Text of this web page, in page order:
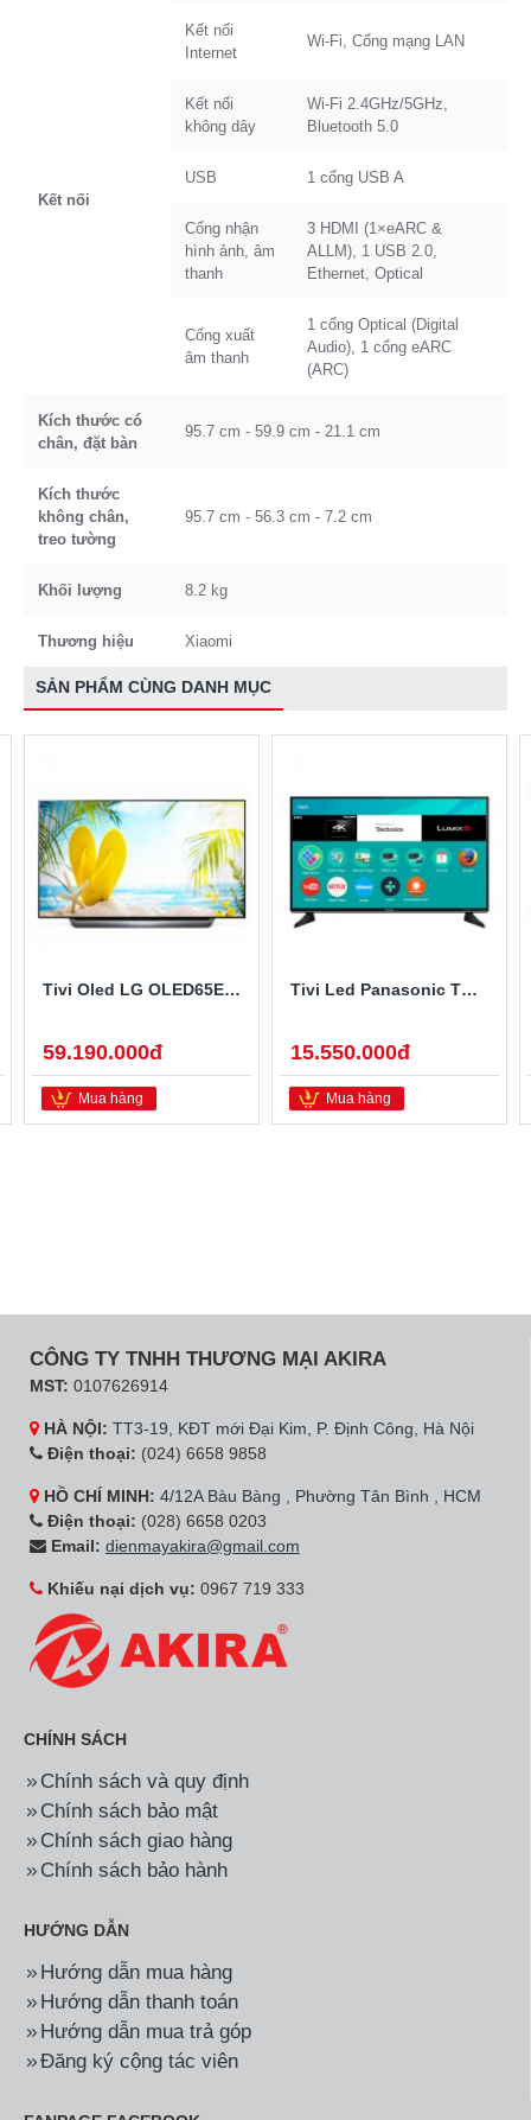
Kết nối
Kết nối
Internet
Wi-Fi, Cổng mạng LAN
Kết nối
không dây
Wi-Fi 2.4GHz/5GHz,
Bluetooth 5.0
USB 1 cổng USB A
Cổng nhận
hình ảnh, âm
thanh
3 HDMI (1×eARC &
ALLM), 1 USB 2.0,
Ethernet, Optical
Cổng xuất
âm thanh
1 cổng Optical (Digital
Audio), 1 cổng eARC
(ARC)
Kích thước có
chân, đặt bàn
95.7 cm - 59.9 cm - 21.1 cm
Kích thước
không chân,
treo tường
95.7 cm - 56.3 cm - 7.2 cm
Khối lượng 8.2 kg
Thương hiệu Xiaomi
SẢN PHẨM CÙNG DANH MỤC
Tivi Oled LG OLED65E8PTA 65 Inch
59.190.000đ
Mua hàng
Tivi Led Panasonic TH-49EX600V 49 Inch 4K Ultra HD
15.550.000đ
Mua hàng
CÔNG TY TNHH THƯƠNG MẠI AKIRA
MST: 0107626914
HÀ NỘI: TT3-19, KĐT mới Đại Kim, P. Định Công, Hà Nội
Điện thoại: (024) 6658 9858
HỒ CHÍ MINH: 4/12A Bàu Bàng , Phường Tân Bình , HCM
Điện thoại: (028) 6658 0203
Email: dienmayakira@gmail.com
Khiếu nại dịch vụ: 0967 719 333
CHÍNH SÁCH
Chính sách và quy định
Chính sách bảo mật
Chính sách giao hàng
Chính sách bảo hành
HƯỚNG DẪN
Hướng dẫn mua hàng
Hướng dẫn thanh toán
Hướng dẫn mua trả góp
Đăng ký cộng tác viên